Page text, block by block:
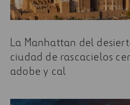
La Manhattan del
ciudad de rascacielos
adobe y cal